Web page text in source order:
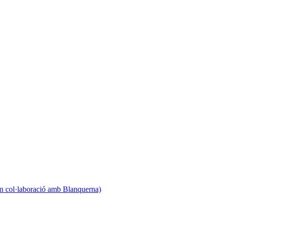
col·laboració amb Blanquerna)